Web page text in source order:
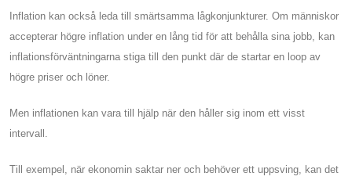
Inflation kan också leda till smärtsamma lågkonjunkturer. Om människor
accepterar högre inflation under en lång tid för att behålla sina jobb, kan
inflationsförväntningarna stiga till den punkt där de startar en loop av
högre priser och löner.
Men inflationen kan vara till hjälp när den håller sig inom ett visst
intervall.
Till exempel, när ekonomin saktar ner och behöver ett uppsving, kan det